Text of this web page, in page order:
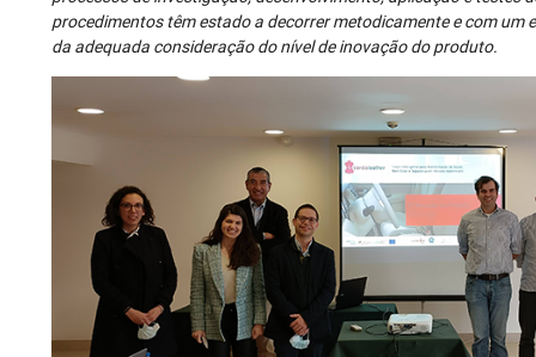
procedimentos têm estado a decorrer metodicamente e com um
da adequada consideração do nível de inovação do produto.